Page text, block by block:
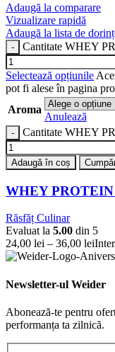
Adaugă la comparare
Vizualizare rapidă
Adaugă la lista de
Cantitate WHEY
Selectează opțiunile
pot fi alese în pagina
Aroma
Anulează
Cantitate WHEY
Adaugă în coș
WHEY
Răsfăț Culinar
Evaluat la 5.00 din 5
24,00 lei – 36,00 lei
Newsletter-ul Weider
Abonează-te pentru
performanța ta zilnică.